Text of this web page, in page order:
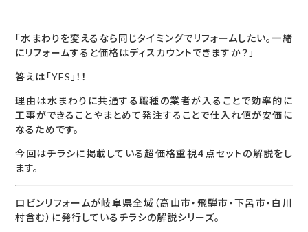
「水まわりを変えるなら同じタイミングでリフォームしたい。一緒
にリフォームすると価格はディスカウントできますか？」
答えは「YES」！！
理由は水まわりに共通する職種の業者が入ることで効率的に
工事ができることやまとめて発注することで仕入れ値が安価に
なるためです。
今回はチラシに掲載している超価格重視４点セットの解説をし
ます。
ロビンリフォームが岐阜県全域（高山市・飛騨市・下呂市・白川
村含む）に発行しているチラシの解説シリーズ。